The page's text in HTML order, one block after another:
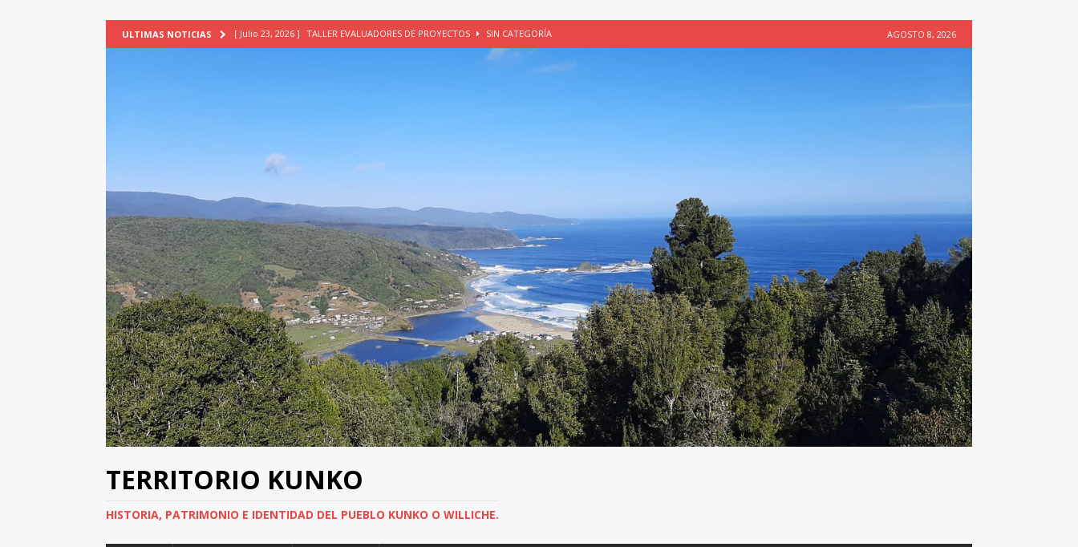
ULTIMAS NOTICIAS [ Julio 23, 2026 ] TALLER EVALUADORES DE PROYECTOS SIN CATEGORÍA
[ Agosto 7, 2026 ]
AGOSTO 8, 2026
TERRITORIO KUNKO
HISTORIA, PATRIMONIO E IDENTIDAD DEL PUEBLO KUNKO O WILLICHE.